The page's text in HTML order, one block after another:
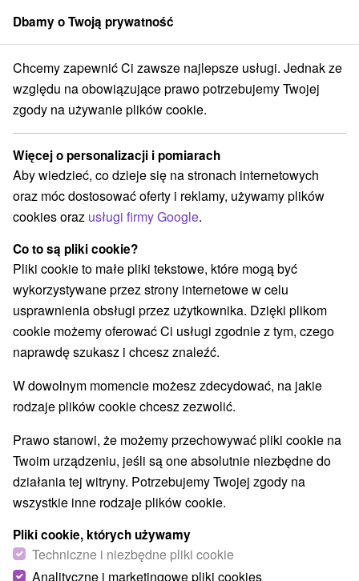
członek grupySorger
Zamki, pałace, ruiny Západné Slovensko Trenčiansky kraj
Zamki, pałace, ruiny Trenčiansky
kraj
Kategorie
Wszystkie kategorie
Wieże obserwacyjne i chodniki
Túry a turistické chodníky(2) Tory gokartowe (1)
Pola golfowe(3) Źródła(3)
Parki miejskie i zamkowe(1)
Obiekty architektoniczne(1) Miejsca sakralne(4)
Zamki(4) Chaty górskie(3) Teatry
Jeziora, jeziora, zbiorniki wodne (2)
Areny laserowe i paintball(1)
Ośrodki i miasteczka dziecięce
Aquaparki, baseny Pomniki (3) Zabytki techniki (2)
Atrakcje dla dzieci (26) Tarcze Escaperoom
Ogrody botaniczne(1)
Ogrody zoologiczne i fermy zwierząt
Muzea i galerie(6) Atrakcje turystyczne
Atrakcje z adrenaliną(4) Jaskinie(2)
Dbamy o Twoją prywatność
Chcemy zapewnić Ci zawsze najlepsze usługi. Jednak ze
względu na obowiązujące prawo potrzebujemy Twojej
zgody na używanie plików cookie.
Więcej o personalizacji i pomiarach
Aby wiedzieć, co dzieje się na stronach internetowych
oraz móc dostosować oferty i reklamy, używamy plików
cookies oraz usługi firmy Google.
Co to są pliki cookie?
Pliki cookie to małe pliki tekstowe, które mogą być
wykorzystywane przez strony internetowe w celu
usprawnienia obsługi przez użytkownika. Dzięki plikom
cookie możemy oferować Ci usługi zgodnie z tym, czego
naprawdę szukasz i chcesz znaleźć.
W dowolnym momencie możesz zdecydować, na jakie
rodzaje plików cookie chcesz zezwolić.
Prawo stanowi, że możemy przechowywać pliki cookie na
Twoim urządzeniu, jeśli są one absolutnie niezbędne do
działania tej witryny. Potrzebujemy Twojej zgody na
wszystkie inne rodzaje plików cookie.
Pliki cookie, których używamy
Techniczne i niezbędne pliki cookie
Analityczne i marketingowe pliki cookies